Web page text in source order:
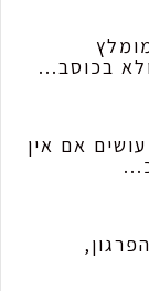
בכוסב...
אם אין